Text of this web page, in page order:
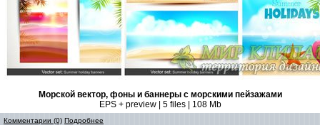
Морской вектор, фоны и баннеры с морскими пейзажами
EPS + preview | 5 files | 108 Mb
Комментарии (0) Подробнее